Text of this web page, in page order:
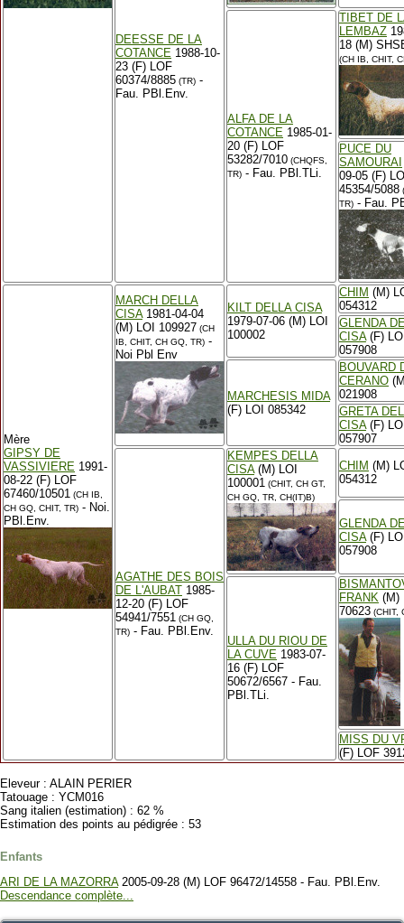
DEESSE DE LA
COTANCE 1988-10-
23 (F) LOF
60374/8885 (TR) -
Fau. PBl.Env.
ALFA DE LA
COTANCE 1985-01-
20 (F) LOF
53282/7010 (CHQFS,
TR) - Fau. PBl.TLi.
TIBET DE
LEMBAZ
18 (M)
(CH IB, CHIT,
PUCE DU
SAMOURAI
09-05 (F)
45354/5088
TR) - Fau.
Mère
GIPSY DE
VASSIVIERE 1991-
08-22 (F) LOF
67460/10501 (CH IB,
CH GQ, CHIT, TR) - Noi.
PBl.Env.
MARCH DELLA
CISA1981-04-04
(M) LOI 109927 (CH
IB, CHIT, CH GQ, TR) -
Noi Pbl Env
KILT DELLA CISA
1979-07-06 (M) LOI
100002
CHIM (M)
054312
GLENDA
CISA(F)
057908
MARCHESIS MIDA
(F) LOI 085342
BOUVARD
CERANO
021908
GRETA
CISA(F)
057907
AGATHE DES BOIS
DE L'AUBAT 1985-
12-20 (F) LOF
54941/7551 (CH GQ,
TR) - Fau. PBl.Env.
KEMPES DELLA
CISA(M) LOI
100001 (CHIT, CH GT,
CH GQ, TR, CH(IT)B)
CHIM (M)
054312
GLENDA
CISA(F)
057908
ULLA DU RIOU DE
LA CUVE 1983-07-
16 (F) LOF
50672/6567 - Fau.
PBl.TLi.
FRANK (M)
70623 (CHIT,
MISS DU
(F) LOF
Eleveur : ALAIN PERIER
Tatouage : YCM016
Sang italien (estimation) : 62 %
Estimation des points au pédigrée : 53
Enfants
ARI DE LA MAZORRA2005-09-28 (M) LOF 96472/14558 - Fau. PBl.Env.
Descendance complète...